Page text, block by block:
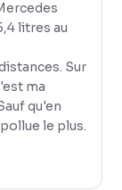
litres au
Sur
ma
qu'en
le plus.